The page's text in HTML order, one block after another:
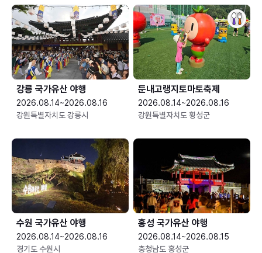
강릉 국가유산 야행
2026.08.14~2026.08.16
강원특별자치도 강릉시
둔내고랭지토마토축제
2026.08.14~2026.08.16
강원특별자치도 횡성군
수원 국가유산 야행
2026.08.14~2026.08.16
경기도 수원시
홍성 국가유산 야행
2026.08.14~2026.08.15
충청남도 홍성군